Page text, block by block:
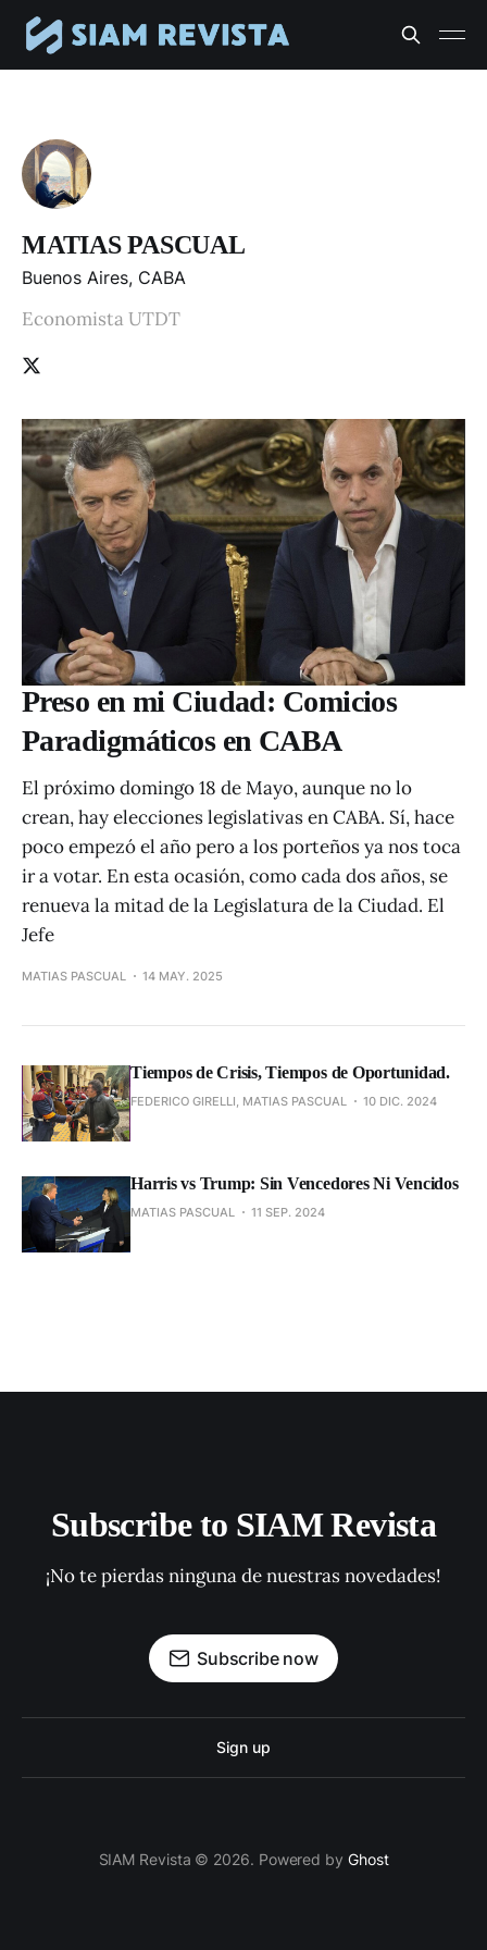
MATIAS PASCUAL
Buenos Aires, CABA
Economista UTDT
Preso en mi Ciudad: Comicios
Paradigmáticos en CABA
El próximo domingo 18 de Mayo, aunque no lo
crean, hay elecciones legislativas en CABA. Sí, hace
poco empezó el año pero a los porteños ya nos toca
ir a votar. En esta ocasión, como cada dos años, se
renueva la mitad de la Legislatura de la Ciudad. El
Jefe
MATIAS PASCUAL 14 MAY. 2025
Tiempos de Crisis, Tiempos de Oportunidad.
FEDERICO GIRELLI, MATIAS PASCUAL 10 DIC. 2024
Harris vs Trump: Sin Vencedores Ni Vencidos
MATIAS PASCUAL 11 SEP. 2024
Subscribe to SIAM Revista
¡No te pierdas ninguna de nuestras novedades!
Subscribe now
Sign up
SIAM Revista © 2026. Powered by Ghost